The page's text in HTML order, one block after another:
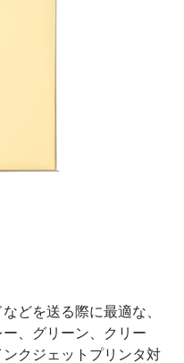
ップ
どを送る際に最適な、
、グリーン、クリー
クジェットプリンタ対